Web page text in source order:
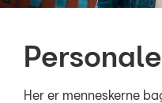
Personale
Her er menneskerne